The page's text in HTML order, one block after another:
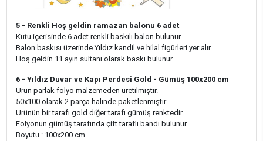
5 - Renkli Hoş geldin ramazan balonu 6 adet
Kutu içerisinde 6 adet renkli baskılı balon bulunur.
Balon baskısı üzerinde Yıldız kandil ve hilal figürleri yer alır.
Hoş geldin 11 ayın sultanı olarak baskı bulunur.
6 - Yıldız Duvar ve Kapı Perdesi Gold - Gümüş 100x200 cm
Ürün parlak folyo malzemeden üretilmiştir.
50x100 olarak 2 parça halinde paketlenmiştir.
Ürünün bir tarafı gold diğer tarafı gümüş renktedir.
Folyonun gümüş tarafında çift taraflı bandı bulunur.
Boyutu : 100x200 cm